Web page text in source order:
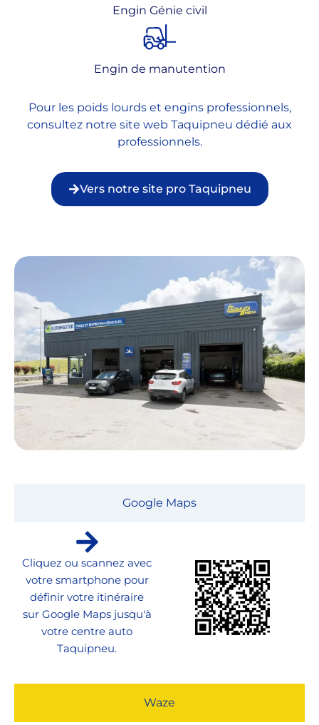
Engin Génie civil
Engin de manutention
Pour les poids lourds et engins professionnels,
consultez notre site web Taquipneu dédié aux
professionnels.
Vers notre site pro Taquipneu
Google Maps
Waze
Cliquez ou scannez avec
votre smartphone pour
définir votre itinéraire
sur Google Maps jusqu'à
votre centre auto
Taquipneu.